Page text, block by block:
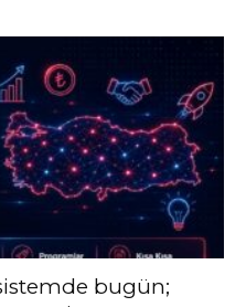
bugün;